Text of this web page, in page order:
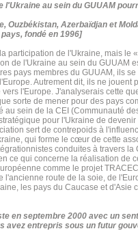
l'Ukraine au sein du GUUAM
Ouzbékistan, Azerbaïdjan et
fondé en 1996]
participation de l'Ukraine, mais le
de l'Ukraine au sein du GUUAM
pays membres du GUUAM, ils
Autrement dit, ils ne jouent
l'Europe. J'analyserais cette
sorte de mener pour des pays
au sein de la CEI (Communauté
pour l'Ukraine de
sert de contrepoids à
qui forme le cœur de cette
conduites à travers la
ce qui concerne la réalisation de
comme le projet
l'ancienne route de la soie, de
les pays du Caucase et d'Asie
en septembre 2000 avec un
avez entrepris sous un futur